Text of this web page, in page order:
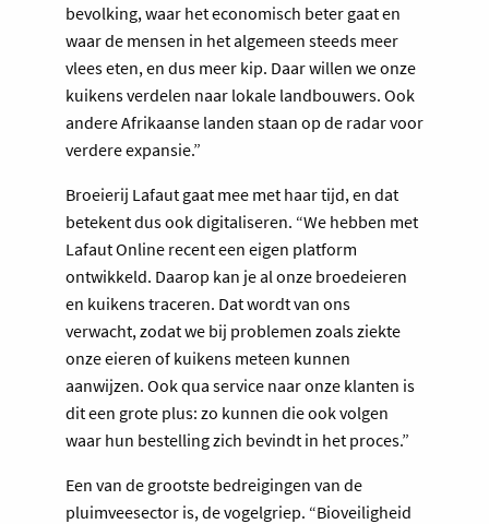
bevolking, waar het economisch beter gaat en
waar de mensen in het algemeen steeds meer
vlees eten, en dus meer kip. Daar willen we onze
kuikens verdelen naar lokale landbouwers. Ook
andere Afrikaanse landen staan op de radar voor
verdere expansie.”
Broeierij Lafaut gaat mee met haar tijd, en dat
betekent dus ook digitaliseren. “We hebben met
Lafaut Online recent een eigen platform
ontwikkeld. Daarop kan je al onze broedeieren
en kuikens traceren. Dat wordt van ons
verwacht, zodat we bij problemen zoals ziekte
onze eieren of kuikens meteen kunnen
aanwijzen. Ook qua service naar onze klanten is
dit een grote plus: zo kunnen die ook volgen
waar hun bestelling zich bevindt in het proces.”
Een van de grootste bedreigingen van de
pluimveesector is, de vogelgriep. “Bioveiligheid